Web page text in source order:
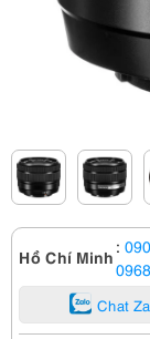
Hồ Chí Minh :
Chat